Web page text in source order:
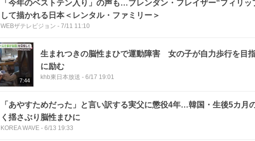
「今年のベストテン入り」の声も…ブレンダン・フレイザー“フィリッ
して描かれる日本＜レンタル・ファミリー＞
WEBザテレビジョン - 7/11 11:10
7:44
生まれつきの脳性まひで運動障害 女の子が自力歩行を目
に励む
khb東日本放送 - 6/17 19:01
「あやすためだった」と言い訳する実父に懲役4年…韓国・生後5カ月
く揺さぶり脳性まひに
KOREA WAVE - 6/13 19:33